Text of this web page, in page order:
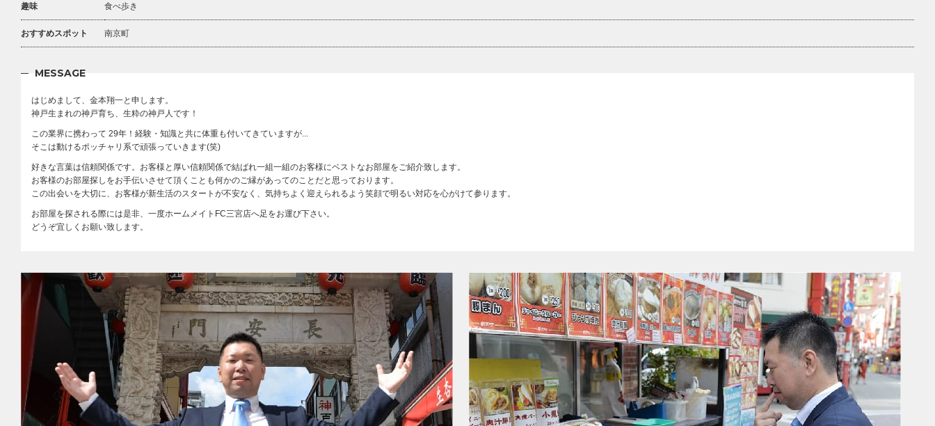
趣味 食べ歩き
おすすめスポット 南京町
MESSAGE
はじめまして、金本翔一と申します。
神戸生まれの神戸育ち、生粋の神戸人です！
この業界に携わって 29年！経験・知識と共に体重も付いてきていますが...
そこは動けるポッチャリ系で頑張っていきます(笑)
好きな言葉は信頼関係です。お客様と厚い信頼関係で結ばれ一組一組のお客様にベストなお部屋をご紹介致します。
お客様のお部屋探しをお手伝いさせて頂くことも何かのご縁があってのことだと思っております。
この出会いを大切に、お客様が新生活のスタートが不安なく、気持ちよく迎えられるよう笑顔で明るい対応を心がけて参ります。
お部屋を探される際には是非、一度ホームメイトFC三宮店へ足をお運び下さい。
どうぞ宜しくお願い致します。